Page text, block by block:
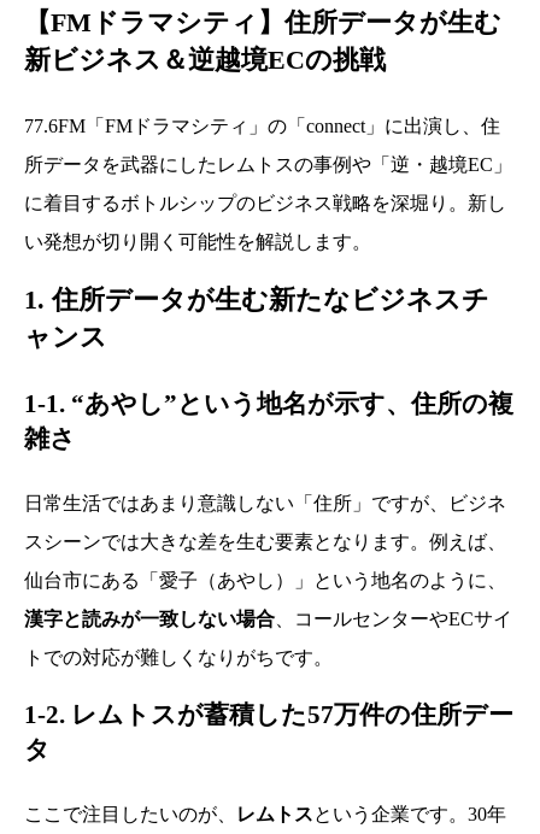
【FMドラマシティ】住所データが生む
新ビジネス＆逆越境ECの挑戦
77.6FM「FMドラマシティ」の「connect」に出演し、住
所データを武器にしたレムトスの事例や「逆・越境EC」
に着目するボトルシップのビジネス戦略を深堀り。新し
い発想が切り開く可能性を解説します。
1. 住所データが生む新たなビジネスチ
ャンス
1-1. “あやし”という地名が示す、住所の複
雑さ
日常生活ではあまり意識しない「住所」ですが、ビジネ
スシーンでは大きな差を生む要素となります。例えば、
仙台市にある「愛子（あやし）」という地名のように、
漢字と読みが一致しない場合 、コールセンターやECサイ
トでの対応が難しくなりがちです。
1-2. レムトスが蓄積した57万件の住所デー
タ
ここで注目したいのが、 レムトスという企業です。30年